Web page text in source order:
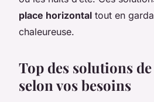
place horizontal tout en
chaleureuse.
Top des solutions
selon vos besoins